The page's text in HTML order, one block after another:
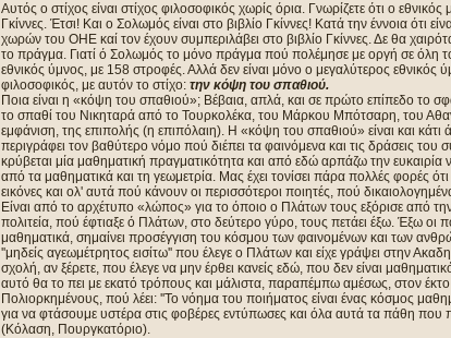
Αυτός ο στίχος είναι στίχος φιλοσοφικός χωρίς όρια. Γνωρίζετε ότι ο
Γκίννες. Έτσι! Και ο Σολωμός είναι στο βιβλίο Γκίννες! Κατά την έννοια ότι
χωρών του ΟΗΕ καί τον έχουν συμπεριλάβει στο βιβλίο Γκίννες. Δε θα
το πράγμα. Γιατί ό Σολωμός το μόνο πράγμα πού πολέμησε με οργή σε όλη
εθνικός ύμνος, με 158 στροφές. Αλλά δεν είναι μόνο ο μεγαλύτερος εθνικός
φιλοσοφικός, με αυτόν το στίχο:την κόψη του σπαθιού.
Ποια είναι η «κόψη του σπαθιού»; Βέβαια, απλά, και σε πρώτο επίπεδο το
το σπαθί του Νικηταρά από το Τουρκολέκα, του Μάρκου Μπότσαρη, του
εμφάνιση, της επιπολής (η επιπόλαιη). Η «κόψη του σπαθιού» είναι και
περιγράφει τον βαθύτερο νόμο πού διέπει τα φαινόμενα και τις δράσεις
κρύβεται μία μαθηματική πραγματικότητα και από εδώ αρπάζω την
από τα μαθηματικά και τη γεωμετρία. Μας έχει τονίσει πάρα πολλές φορές
εικόνες και ολ' αυτά πού κάνουν οι περισσότεροι ποιητές, πού
Είναι από το αρχέτυπο «λώπος» για το όποιο ο Πλάτων τους εξόρισε από
πολιτεία, πού έφτιαξε ό Πλάτων, στο δεύτερο γύρο, τους πετάει έξω. Έξω οι
μαθηματικά, σημαίνει προσέγγιση του κόσμου των φαινομένων και των
''μηδείς αγεωμέτρητος εισίτω'' που έλεγε ο Πλάτων και είχε γράψει στην
σχολή, αν ξέρετε, που έλεγε να μην έρθει κανείς εδώ, που δεν είναι
αυτό θα το πει με εκατό τρόπους και μάλιστα, παραπέμπω αμέσως, στον
Πολιορκημένους, πού λέει: ''Το νόημα του ποιήματος είναι ένας κόσμος
για να φτάσουμε υστέρα στις φοβέρες εντύπωσες και όλα αυτά τα πάθη που
(Κόλαση, Πουργκατόριο).